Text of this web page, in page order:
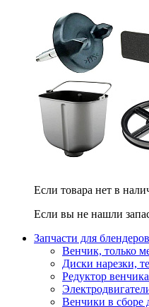
Если товара нет в
Если вы не нашли
Запчасти для блендеров
Венчик, только
Диски нарезки,
Редуктор
Венчики в сборе